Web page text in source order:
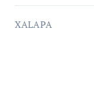
XALAPA